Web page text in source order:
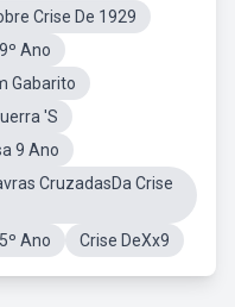
Crise De 1929
Ano
Gabarito
'S
9 Ano
CruzadasDa Crise
Ano
Crise DeXx9